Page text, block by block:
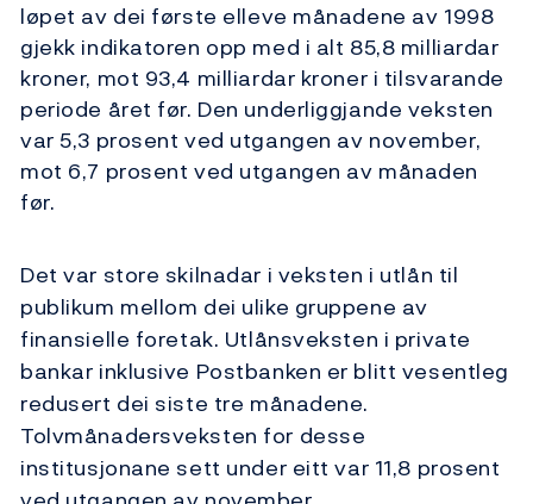
løpet av dei første elleve månadene av 1998
gjekk indikatoren opp med i alt 85,8 milliardar
kroner, mot 93,4 milliardar kroner i tilsvarande
periode året før. Den underliggjande veksten
var 5,3 prosent ved utgangen av november,
mot 6,7 prosent ved utgangen av månaden
før.
Det var store skilnadar i veksten i utlån til
publikum mellom dei ulike gruppene av
finansielle foretak. Utlånsveksten i private
bankar inklusive Postbanken er blitt vesentleg
redusert dei siste tre månadene.
Tolvmånadersveksten for desse
institusjonane sett under eitt var 11,8 prosent